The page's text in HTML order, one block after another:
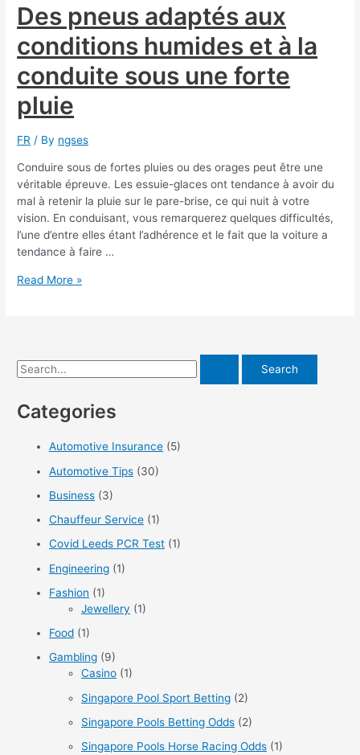
été
dont
vous
avez
besoin
pour
votre
?
Des pneus adaptés aux
conditions humides et à la
conduite sous une forte
pluie
FR / By ngses
Conduire sous de fortes pluies ou des orages peut être une
véritable épreuve. Les essuie-glaces ont tendance à avoir du
mal à retenir la pluie sur le pare-brise, ce qui nuit à votre
vision. En conduisant, vous remarquerez quelques difficultés,
l’une d’entre elles étant l’adhérence et le fait que la voiture a
tendance à faire …
Des
humides
et
la
sous
pluie
Read More »
S
a
Categories
Automotive Insurance (5)
Automotive Tips (30)
Business (3)
Chauffeur Service (1)
Covid Leeds PCR Test (1)
Engineering (1)
Fashion (1)
Jewellery (1)
Food (1)
Gambling (9)
Casino (1)
Singapore Pool Sport Betting (2)
Singapore Pools Betting Odds (2)
Singapore Pools Horse Racing Odds (1)